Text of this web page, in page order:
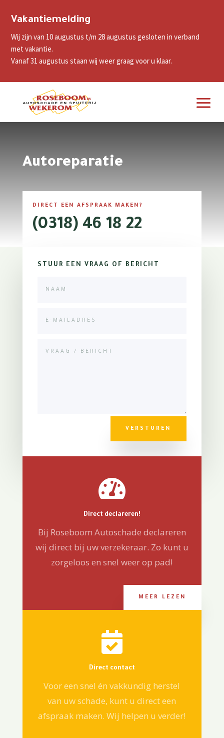
Vakantiemelding
Wij zijn van 10 augustus t/m 28 augustus gesloten in verband
met vakantie.
Vanaf 31 augustus staan wij weer graag voor u klaar.
Autoreparatie
DIRECT EEN AFSPRAAK MAKEN?
(0318) 46 18 22
STUUR EEN VRAAG OF BERICHT
VERSTUREN

Direct declareren!
Bij Roseboom Autoschade declareren
wij direct bij uw verzekeraar. Zo kunt u
zorgeloos en snel weer op pad!
MEER LEZEN

Direct contact
Voor een snel én vakkundig herstel
van uw schade, kunt u direct een
afspraak maken. Wij helpen u verder!